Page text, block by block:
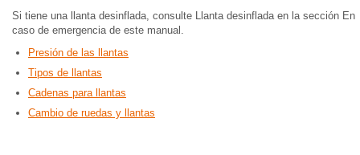
Si tiene una llanta desinflada, consulte Llanta desinflada en la sección En
caso de emergencia de este manual.
Presión de las llantas
Tipos de llantas
Cadenas para llantas
Cambio de ruedas y llantas